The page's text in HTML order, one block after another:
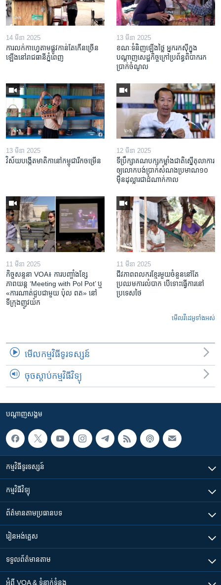
14 មីនា 2025
ការលក់​កាហ្វេ​តាម​ផ្លូវ​កាន់តែ​កើន​ច្រើន​
ឡើង​នៅ​រាជធានី​ភ្នំពេញ
13 មីនា 2025
ខណៈទំនិញឡើងថ្លៃ អ្នករកស៊ីក្នុង​
បណ្តាញ​សេដ្ឋកិច្ចក្រៅ​ប្រព័ន្ធពិបាក​រក​
ប្រាក់​ចំណូល
13 មីនា 2025
វិស័យ​បង្កើត​មាតិកា​នៅ​កម្ពុជា​រីក​ចម្រើន
12 មីនា 2025
ទីប្រឹក្សា​គណបក្ស​កម្លាំង​ជាតិ​ស្នើ​តុលាការ​
ឲ្យ​លោក​បង់ប្រាក់​សំណង​ប្រមាណ​១០​
ម៉ឺន​ដុល្លារ​ជា​ដំណាក់កាល
11 មីនា 2025
កិច្ចសន្ទនា VOA៖ ការ​បញ្ចាំង​ខ្សែ
ភាពយន្ត ‘Meeting with Pol Pot’ ឬ
«ការណាត់ជួប​ជាមួយ​ ប៉ុល ពត» នៅ
ទីក្រុងញូវយ៉ក​
11 មីនា 2025
ជីវភាពពលករខ្មែរមួយចំនួននៅតែ
ប្រឈមការលំបាក បើទោះធ្វើការនៅ
ប្រទេសថៃ
មើល​វីដេអូ​ទាំង​អស់
មើល​កម្មវិធី​ទូរទស្សន៍
ចុចស្តាប់កម្មវិធីវិទ្យុ
បណ្តាញ​សង្គម
កម្មវិធី​ទូរទស្សន៍
កម្មវិធី​វិទ្យុ
ព័ត៌មាន​តាមប្រធានបទ​
រៀន​​អង់គ្លេស
ទទួល​ព័ត៌មាន​តាម
អំពី​ VOA & ទំនាក់ទំនង